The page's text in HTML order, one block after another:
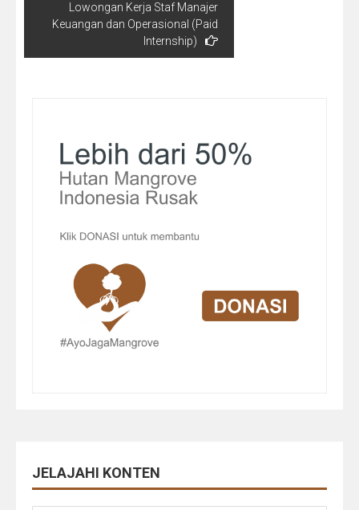
Lowongan Kerja Staf Manajer
Keuangan dan Operasional (Paid
Internship)
JELAJAHI KONTEN